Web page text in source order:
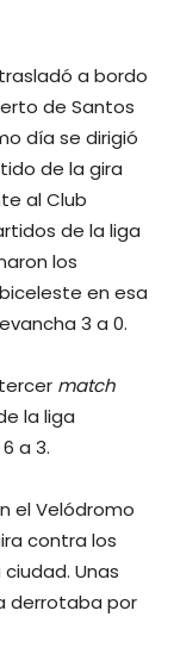
a bordo
de Santos
día se dirigió
de la gira
al Club
de la liga
los
en esa
3 a 0.
match
la liga
a 3.
el Velódromo
contra los
Unas
derrotaba por